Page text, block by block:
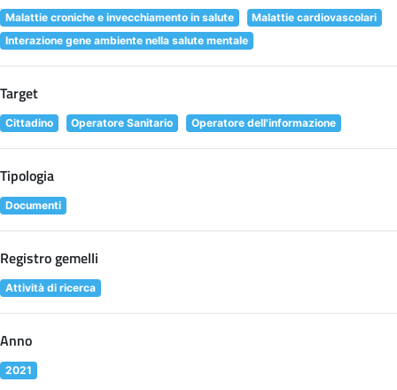
Malattie croniche e invecchiamento in salute
Malattie cardiovascolari
Interazione gene ambiente nella salute mentale
Target
Cittadino Operatore Sanitario Operatore dell'informazione
Tipologia
Documenti
Registro gemelli
Attività di ricerca
Anno
2021